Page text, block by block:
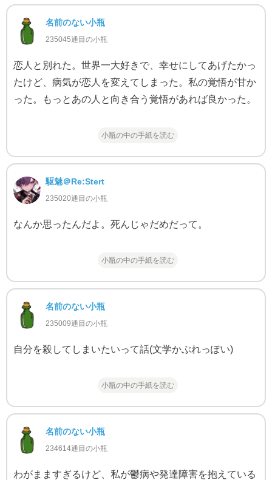
名前のない小瓶
235045通目の小瓶
恋人と別れた。世界一大好きで、幸せにしてあげたかっ
たけど、病気が恋人を変えてしまった。私の覚悟が甘か
った。もっとあの人と向き合う覚悟があれば良かった。
小瓶の中の手紙を読む
駆魅＠Re:Stert
235020通目の小瓶
なんか思ったんだよ。死んじゃだめだって。
小瓶の中の手紙を読む
名前のない小瓶
235009通目の小瓶
自分を殺してしまいたいって話(文学かぶれっぽい)
小瓶の中の手紙を読む
名前のない小瓶
234614通目の小瓶
わがまますぎるけど、私が鬱病や発達障害を抱えている